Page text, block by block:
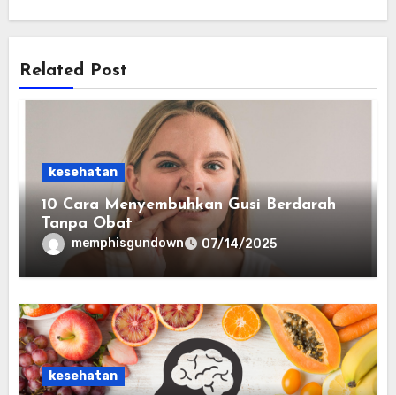
Related Post
kesehatan
10 Cara Menyembuhkan Gusi Berdarah
Tanpa Obat
memphisgundown 07/14/2025
kesehatan